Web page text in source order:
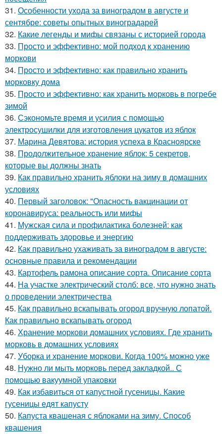
31. Особенности ухода за виноградом в августе и
сентябре: советы опытных виноградарей
32. Какие легенды и мифы связаны с историей города
33. Просто и эффективно: мой подход к хранению
моркови
34. Просто и эффективно: как правильно хранить
морковку дома
35. Просто и эффективно: как хранить морковь в погребе
зимой
36. Сэкономьте время и усилия с помощью
электросушилки для изготовления цукатов из яблок
37. Марина Девятова: история успеха в Красноярске
38. Продолжительное хранение яблок: 5 секретов,
которые вы должны знать
39. Как правильно хранить яблоки на зиму в домашних
условиях
40. Первый заголовок: "Опасность вакцинации от
коронавируса: реальность или мифы
41. Мужская сила и профилактика болезней: как
поддерживать здоровье и энергию
42. Как правильно ухаживать за виноградом в августе:
основные правила и рекомендации
43. Картофель рамона описание сорта. Описание сорта
44. На участке электрический столб: все, что нужно знать
о проведении электричества
45. Как правильно вскапывать огород вручную лопатой.
Как правильно вскапывать огород
46. Хранение моркови домашних условиях. Где хранить
морковь в домашних условиях
47. Уборка и хранение моркови. Когда 100% можно уже
48. Нужно ли мыть морковь перед закладкой.. С
помощью вакуумной упаковки
49. Как избавиться от капустной гусеницы. Какие
гусеницы едят капусту
50. Капуста квашеная с яблоками на зиму. Способ
квашения